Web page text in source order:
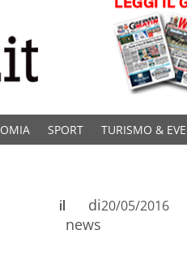
SPORT TURISMO &
di
news
il 20/05/2016